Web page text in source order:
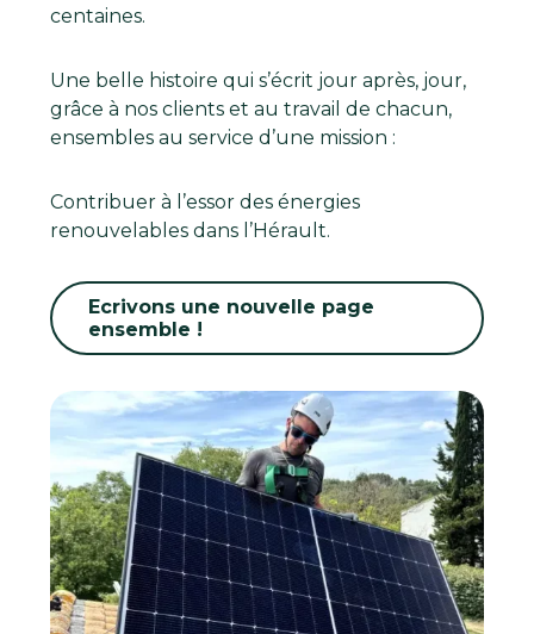
centaines.
Une belle histoire qui s’écrit jour après, jour,
grâce à nos clients et au travail de chacun,
ensembles au service d’une mission :
Contribuer à l’essor des énergies
renouvelables dans l’Hérault.
Ecrivons une nouvelle page
ensemble !